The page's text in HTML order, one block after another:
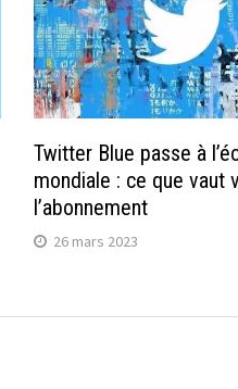
Twitter Blue passe à
mondiale : ce que vaut
l’abonnement
26 mars 2023